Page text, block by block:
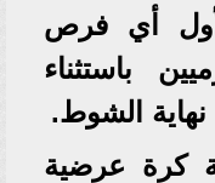
أي فرص
باستثناء
الشوط.
كرة عرضية